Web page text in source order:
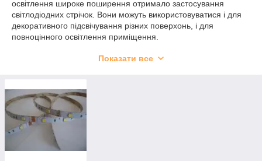
освітлення широке поширення отримало застосування
світлодіодних стрічок. Вони можуть використовуватися і для
декоративного підсвічування різних поверхонь, і для
повноцінного освітлення приміщення.
одинарної і подвійної щільності, під влагозащитном силіконі і
По яскравості світла розрізняють світлодіодні стрічки
одинарної (60 світлодіодів на 1 м) і подвійної щільності (120
світлодіодів на 1 м). Бувають стрічки жовтого, червоного,
синього, зеленого кольорів і мультиколір.
Показати все